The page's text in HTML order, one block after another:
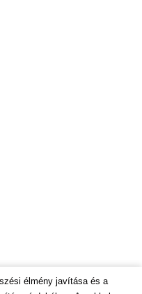
élmény javítása és a